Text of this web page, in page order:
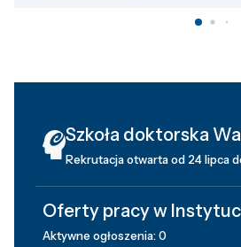
Szkoła doktorska
Rekrutacja otwarta od 24 lipca
Oferty pracy w
Aktywne ogłoszenia: 0